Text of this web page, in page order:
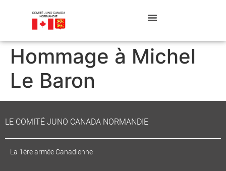
Hommage à Michel
Le Baron
LE COMITÉ JUNO CANADA NORMANDIE
La 1ère armée Canadienne